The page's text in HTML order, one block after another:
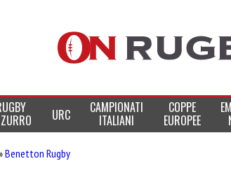
URC CAMPIONATI
ITALIANI
COPPE
EUROPEE
Benetton Rugby